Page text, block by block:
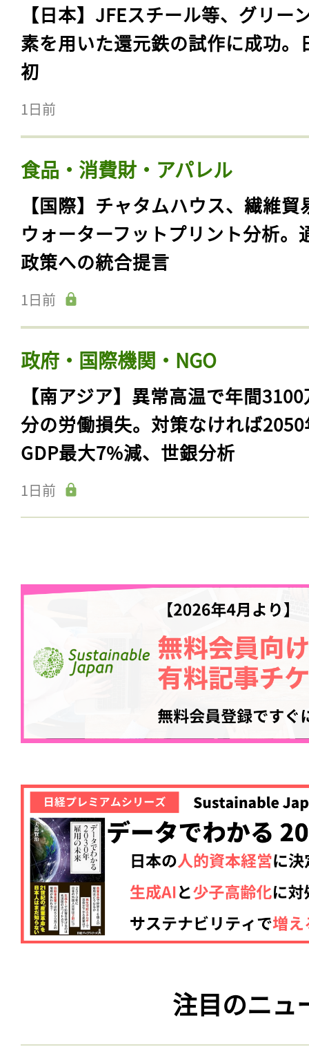
【日本】JFEスチール等、グリー
素を用いた還元鉄の試作に成功。
初
1日前
食品・消費財・アパレル
【国際】チャタムハウス、繊維貿
ウォーターフットプリント分析。
政策への統合提言
1日前
政府・国際機関・NGO
【南アジア】異常高温で年間
分の労働損失。対策なければ
GDP最大7%減、世銀分析
1日前
注目のニュ